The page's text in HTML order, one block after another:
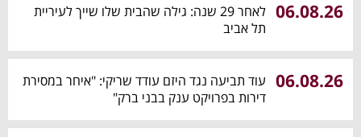
06.08.26
לאחר 29 שנה: גילה שהבית שלו שייך לעיריית
תל אביב
06.08.26 עוד תביעה נגד היזם עודד שריקי: "איחר במסירת
דירות בפרויקט ענק בבני ברק"